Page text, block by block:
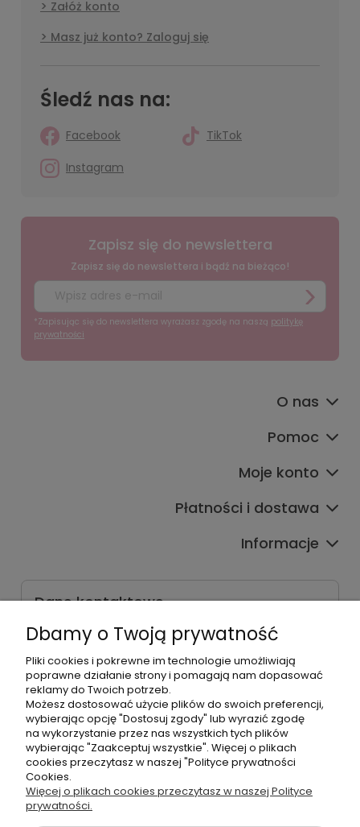
Załóż konto
Masz już konto? Zaloguj się
Śledź nas na:
Facebook
TikTok
Instagram
Zapisz się do newslettera
Zapisz się do newslettera i bądź na bieżąco!
*Zapisując się do newslettera wyrażasz zgodę na naszą politykę
prywatności
O nas
Pomoc
Moje konto
Płatności i dostawa
Informacje
Dane kontaktowe
Pon.-Pt. 9:00-17:00
Telefon:
+48500660700
E-mail:
biuro@hurtowniahellonails.pl
©2026 Wszelkie Prawa Zastrzeżone | Hurtownia HelloNails
Dbamy o Twoją prywatność
Pliki cookies i pokrewne im technologie umożliwiają
poprawne działanie strony i pomagają nam dopasować
reklamy do Twoich potrzeb.
Możesz dostosować użycie plików do swoich preferencji,
wybierając opcję "Dostosuj zgody" lub wyrazić zgodę
na wykorzystanie przez nas wszystkich tych plików
wybierając "Zaakceptuj wszystkie". Więcej o plikach
cookies przeczytasz w naszej "Polityce prywatności
Cookies.
Więcej o plikach cookies przeczytasz w naszej Polityce
prywatności.